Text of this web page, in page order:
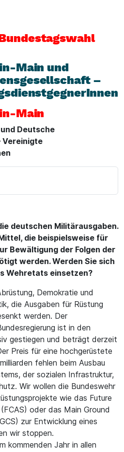
Main und
–
Main
Deutsche
Vereinigte
deutschen Militärausgaben.
die beispielsweise für
Bewältigung der Folgen der
werden. Werden Sie sich
Wehretats einsetzen?
Demokratie und
die Ausgaben für Rüstung
werden. Der
ist in den
gestiegen und beträgt derzeit
Preis für eine hochgerüstete
fehlen beim Ausbau
der sozialen Infrastruktur,
Wir wollen die Bundeswehr
wie das Future
oder das Main Ground
zur Entwicklung eines
wir stoppen.
kommenden Jahr in allen